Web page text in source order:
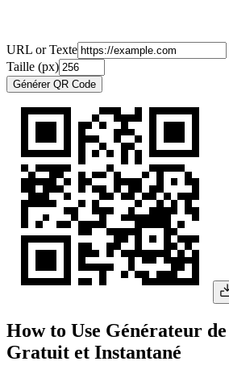
URL or Texte
Taille (px)
Générer QR Code
How to Use Générateur
Gratuit et Instantané